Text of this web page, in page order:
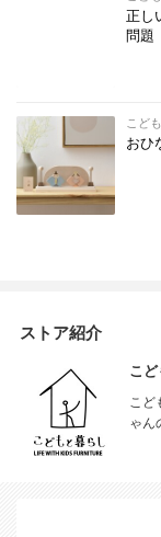
正し
問題
こど
おひ
ストア紹介
こ
こ
ゃん